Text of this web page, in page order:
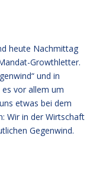
heute Nachmittag
Growthletter.
und in
vor allem um
etwas bei dem
Wir in der Wirtschaft
Gegenwind.